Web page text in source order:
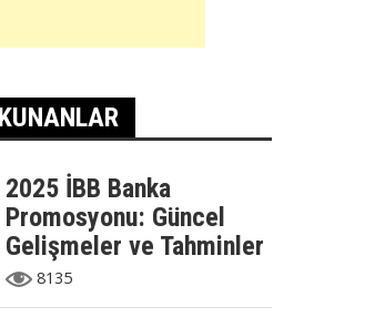
2025 İBB Banka
Promosyonu: Güncel
Gelişmeler ve Tahminler
8135